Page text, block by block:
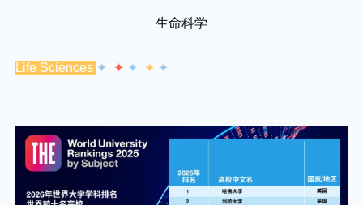
生命科学
Life Sciences ✦ ✦ ✦ ✦ ✦